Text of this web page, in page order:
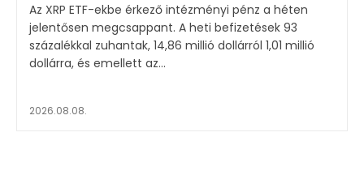
Az XRP ETF-ekbe érkező intézményi pénz a héten
jelentősen megcsappant. A heti befizetések 93
százalékkal zuhantak, 14,86 millió dollárról 1,01 millió
dollárra, és emellett az...
2026.08.08.